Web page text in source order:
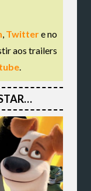
, Twittere no
aos trailers
.